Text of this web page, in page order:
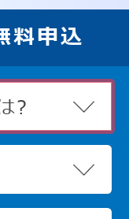
料申込
?